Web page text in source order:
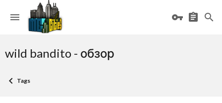
wild bandito - обзор
Tags